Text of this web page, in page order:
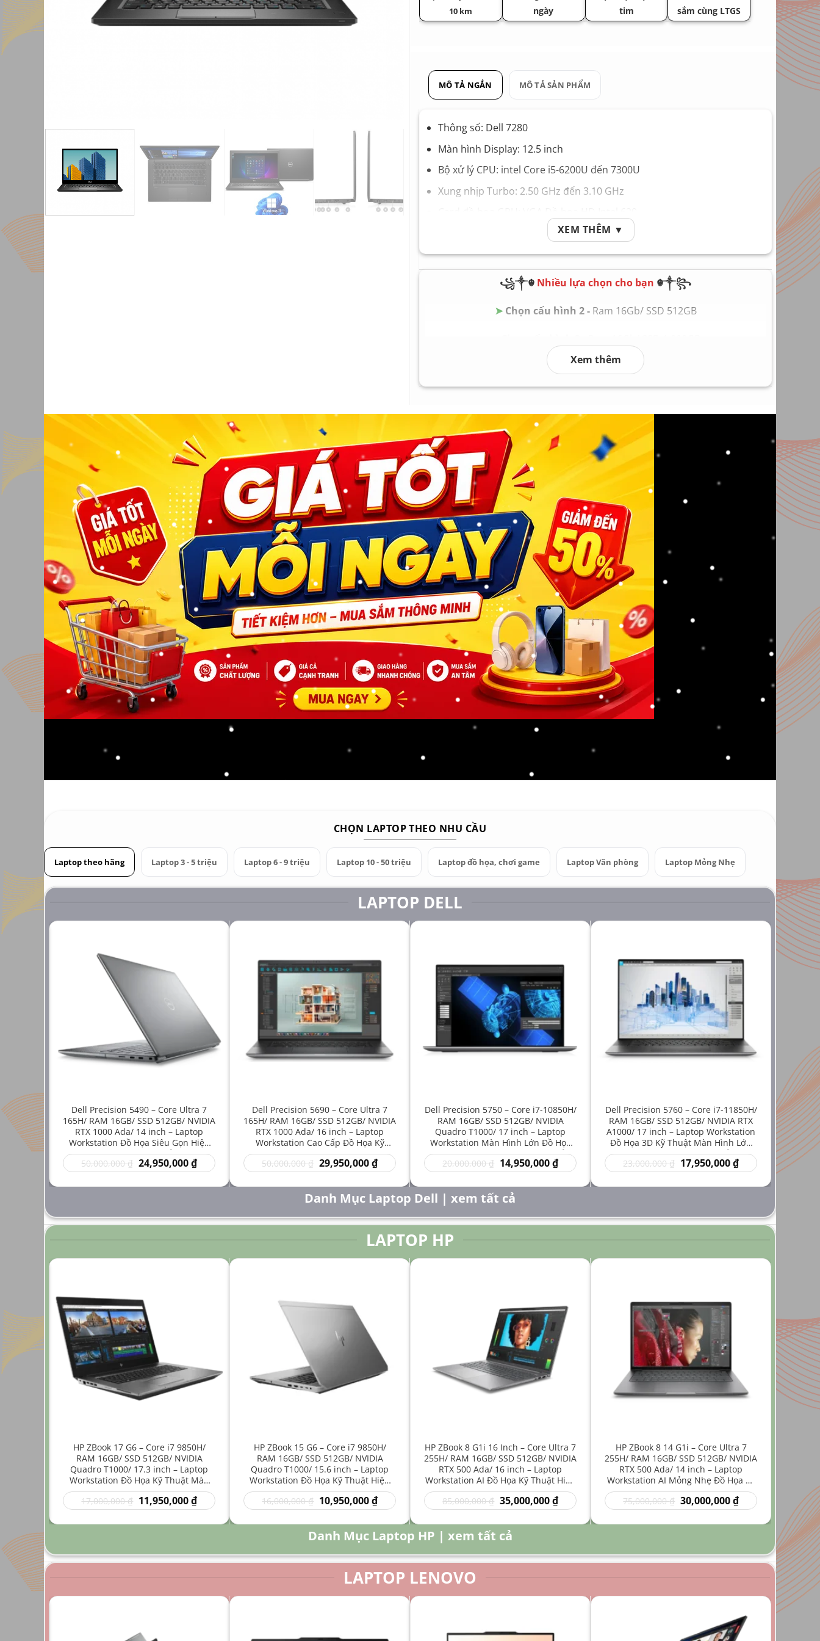
10 km
ngày
tim
sắm cùng LTGS
MÔ TẢ NGẮN MÔ TẢ SẢN PHẨM
Thông số: Dell 7280
Màn hình Display: 12.5 inch
Bộ xử lý CPU: intel Core i5-6200U đến 7300U
Xung nhịp Turbo: 2.50 GHz đến 3.10 GHz
Bộ nhớ Ram Memory: 8GB up max 32GB
Ổ cứng Hard Drive: SSD 256GB up max trên 10.000GB
Pin Battery: Nguyên zin theo máy
XEM THÊM ▼
꧁༒☬ Nhiều lựa chọn cho bạn ☬༒꧂
➤Chọn cấu hình 2 - Ram 16Gb/ SSD 512GB
Chọn cấu hình 4 -Ram 32Gb/ SSD 2.000GB
Chọn cấu hình 6
Xem thêm
CHỌN LAPTOP THEO NHU CẦU
Laptop theo hãng Laptop 3 - 5 triệu Laptop 6 - 9 triệu Laptop 10 - 50 triệu Laptop đồ họa, chơi game Laptop Văn phòng Laptop Mỏng Nhẹ
LAPTOP DELL
Dell Precision 5490 – Core Ultra 7
165H/ RAM 16GB/ SSD 512GB/ NVIDIA
RTX 1000 Ada/ 14 inch – Laptop
Workstation Đồ Họa Siêu Gọn Hiệu
Năng Cao Giá Rẻ
50,000,000₫ Giá
gốc
50,000,000 ₫.
24,950,000₫Giá
hiện
là:
Dell Precision 5690 – Core Ultra 7
165H/ RAM 16GB/ SSD 512GB/ NVIDIA
RTX 1000 Ada/ 16 inch – Laptop
Workstation Cao Cấp Đồ Họa Kỹ
Thuật Sáng Tạo Hiệu Năng Mạnh
50,000,000₫ Giá
gốc
50,000,000 ₫.
29,950,000₫Giá
hiện
là:
29,950,000 ₫.
Dell Precision 5750 – Core i7-10850H/
RAM 16GB/ SSD 512GB/ NVIDIA
Quadro T1000/ 17 inch – Laptop
Workstation Màn Hình Lớn Đồ Họa
Kỹ Thuật Chuyên Nghiệp Giá Rẻ
20,000,000₫ Giá
gốc
20,000,000 ₫.
14,950,000₫Giá
hiện
là:
Dell Precision 5760 – Core i7-11850H/
RAM 16GB/ SSD 512GB/ NVIDIA RTX
A1000/ 17 inch – Laptop Workstation
Đồ Họa 3D Kỹ Thuật Màn Hình Lớn
Hiệu Năng Mạnh Giá Rẻ
23,000,000₫ Giá
gốc
23,000,000 ₫.
17,950,000₫Giá
hiện
là:
i7-
–
Cho
Danh Mục Laptop Dell | xem tất cả
LAPTOP HP
HP ZBook 17 G6 – Core i7 9850H/
RAM 16GB/ SSD 512GB/ NVIDIA
Quadro T1000/ 17.3 inch – Laptop
Workstation Đồ Họa Kỹ Thuật Màn
Hình Lớn
17,000,000₫ Giá
gốc
17,000,000 ₫.
11,950,000₫Giá
hiện
là:
HP ZBook 15 G6 – Core i7 9850H/
RAM 16GB/ SSD 512GB/ NVIDIA
Quadro T1000/ 15.6 inch – Laptop
Workstation Đồ Họa Kỹ Thuật Hiệu
Năng Cao
16,000,000₫ Giá
gốc
16,000,000 ₫.
10,950,000₫Giá
hiện
là:
10,950,000 ₫.
HP ZBook 8 G1i 16 Inch – Core Ultra 7
255H/ RAM 16GB/ SSD 512GB/ NVIDIA
RTX 500 Ada/ 16 inch – Laptop
Workstation AI Đồ Họa Kỹ Thuật Hiệu
Năng Cao
85,000,000₫ Giá
gốc
85,000,000 ₫.
35,000,000₫Giá
hiện
là:
HP ZBook 8 14 G1i – Core Ultra 7
255H/ RAM 16GB/ SSD 512GB/ NVIDIA
RTX 500 Ada/ 14 inch – Laptop
Workstation AI Mỏng Nhẹ Đồ Họa Kỹ
Thuật
75,000,000₫ Giá
gốc
75,000,000 ₫.
30,000,000₫Giá
hiện
là:
30,000,000 ₫.
9,950,000 ₫. Danh Mục Laptop HP | xem tất cả
LAPTOP LENOVO